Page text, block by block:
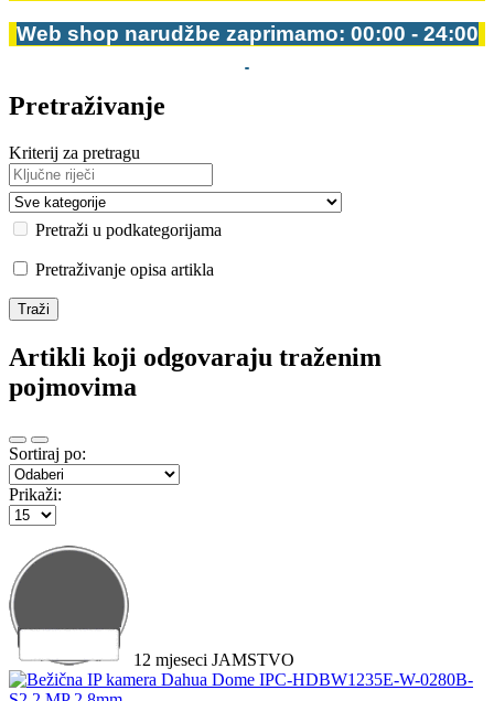
Web shop narudžbe zaprimamo: 00:00 - 24:00
Pretraživanje
Kriterij za pretragu
Pretraži u podkategorijama
Pretraživanje opisa artikla
Artikli koji odgovaraju traženim
pojmovima
Sortiraj po:
Prikaži:
12 mjeseci JAMSTVO